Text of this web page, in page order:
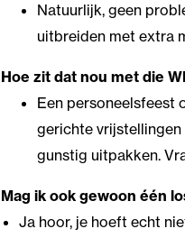
Natuurlijk, geen
uitbreiden met extra
Hoe zit dat nou met die
Een personeelsfeest
gerichte vrijstellingen
gunstig uitpakken.
Mag ik ook gewoon één
Ja hoor, je hoeft echt